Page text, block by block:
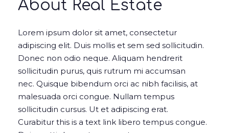
About Real Estate
Lorem ipsum dolor sit amet, consectetur
adipiscing elit. Duis mollis et sem sed sollicitudin.
Donec non odio neque. Aliquam hendrerit
sollicitudin purus, quis rutrum mi accumsan
nec. Quisque bibendum orci ac nibh facilisis, at
malesuada orci congue. Nullam tempus
sollicitudin cursus. Ut et adipiscing erat.
Curabitur this is a text link libero tempus congue.